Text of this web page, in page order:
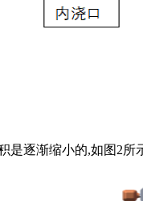
逐渐缩小的,如图2所